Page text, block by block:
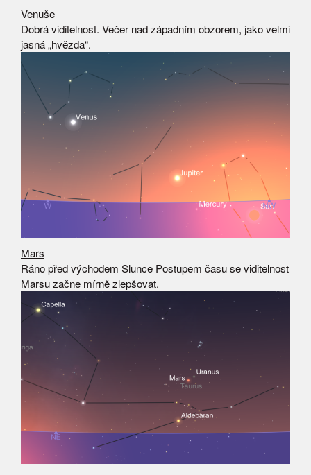
Venuše
Dobrá viditelnost. Večer nad západním obzorem, jako velmi
jasná „hvězda“.
Mars
Ráno před východem Slunce Postupem času se viditelnost
Marsu začne mírně zlepšovat.